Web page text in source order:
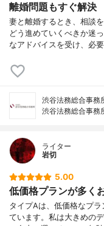
離婚問題もすぐ解決
妻と離婚するとき、相談
どう進めていくべきか迷
なアドバイスを受け、必
渋谷法務総合事務
渋谷法務総合事務
ライター
岩切
5.00
低価格プランが多く
タイプAは、低価格なプ
ています。私は大きめの